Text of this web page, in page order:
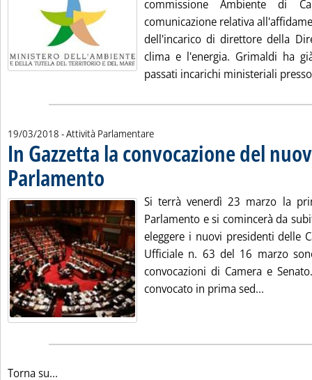
commissione Ambiente di
comunicazione relativa
dell'incarico di direttore della
clima e l'energia. Grimaldi ha
passati incarichi ministeriali
19/03/2018 - Attività Parlamentare
In Gazzetta la convocazione del
Parlamento
Si terrà venerdì 23 marzo la
Parlamento e si comincerà da
eleggere i nuovi presidenti delle
Ufficiale n. 63 del 16 marzo
convocazioni di Camera e
convocato in prima sed...
Torna su...